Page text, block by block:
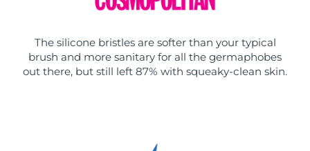
The silicone bristles are softer than your typical
brush and more sanitary for all the germaphobes
out there, but still left 87% with squeaky-clean skin.